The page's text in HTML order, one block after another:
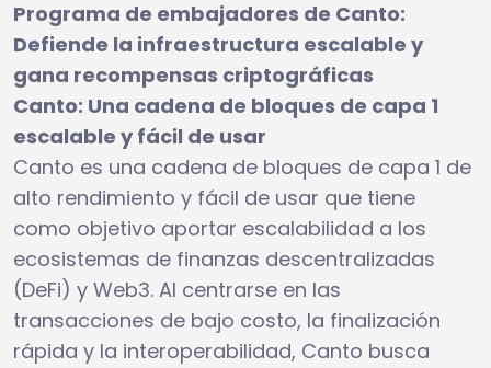
Programa de embajadores de Canto:
Defiende la infraestructura escalable y
gana recompensas criptográficas
Canto: Una cadena de bloques de capa 1
escalable y fácil de usar
Canto es una cadena de bloques de capa 1 de
alto rendimiento y fácil de usar que tiene
como objetivo aportar escalabilidad a los
ecosistemas de finanzas descentralizadas
(DeFi) y Web3. Al centrarse en las
transacciones de bajo costo, la finalización
rápida y la interoperabilidad, Canto busca